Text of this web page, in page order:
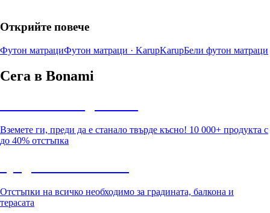
Открийте повече
Футон матрациФутон матраци · KarupKarupБели футон матраци
Сега в Bonami
Вземете ги, преди да е станало твърде късно! 10 000+ продукта с
до 40% отстъпка
Отстъпки на всичко необходимо за градината, балкона и
терасата